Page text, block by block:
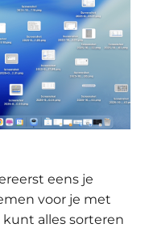
eens je
voor je met
kunt alles sorteren